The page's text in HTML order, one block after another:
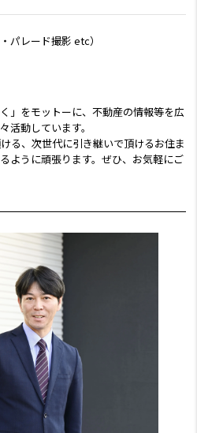
パレード撮影 etc）
く」をモットーに、不動産の情報等を広
活動しています。
る、次世代に引き継いで頂けるお住ま
ように頑張ります。ぜひ、お気軽にご